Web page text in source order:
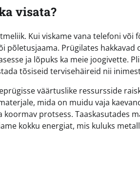
visata?
Kui viskame vana telefoni või
põletusjaama. Prügilates hakkavad
ja lõpuks ka meie joogivette.
tõsiseid tervisehäireid nii
väärtuslike ressursside
mida on muidu vaja
protsess. Taaskasutades
kokku energiat, mis kuluks